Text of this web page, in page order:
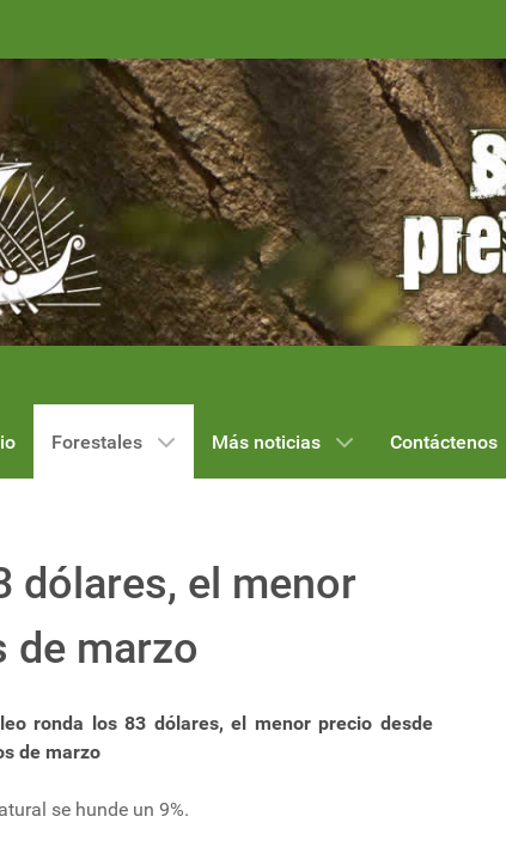
Forestales Más noticias Contáctenos
dólares, el menor
de marzo
ronda los 83 dólares, el menor precio desde
de marzo
se hunde un 9%.